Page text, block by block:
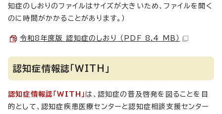
知症のしおりのファイルはサイズが大きいため、ファイルを開く
のに時間がかかることがあります。）
令和8年度版 認知症のしおり （PDF 8.4 MB）
認知症情報誌「WITH」
認知症情報誌「WITH」 は、認知症の普及啓発を図ることを目
的として、認知症疾患医療センターと認知症相談支援センター